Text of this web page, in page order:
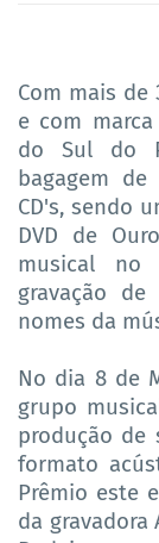
Com mais de
e com
do Sul do
bagagem
CD's, sendo
DVD de
musical no
gravação
nomes da
No dia 8 de
grupo
produção de
formato
Prêmio este
da gravadora